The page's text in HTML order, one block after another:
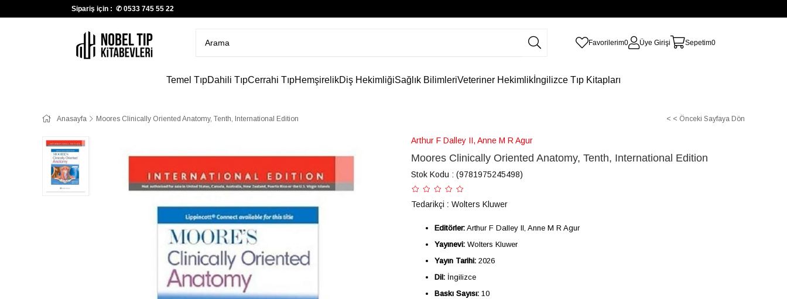
Sipariş için : ✆ 0533 745 55 22
Favorilerim0 Üye Girişi Sepetim0
Temel TıpDahili TıpCerrahi TıpHemşirelikDiş HekimliğiSağlık BilimleriVeteriner Hekimlik İngilizce Tıp Kitapları
Anasayfa Moores Clinically Oriented Anatomy, Tenth, International Edition < < Önceki Sayfaya Dön
Arthur F Dalley II, Anne M R Agur
Moores Clinically Oriented Anatomy, Tenth, International Edition
Stok Kodu (9781975245498)
Tedarikçi : Wolters Kluwer
Editörler: Arthur F Dalley II, Anne M R Agur
Yayınevi: Wolters Kluwer
Yayın Tarihi: 2026
Dil: İngilizce
Baskı Sayısı: 10